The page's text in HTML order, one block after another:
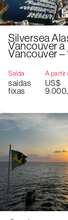
Silversea
Vancouver a
Vancouver –
Saída
saídas
fixas
A partir
US$